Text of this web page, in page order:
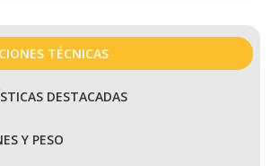
TÉCNICAS
DESTACADAS
Y PESO